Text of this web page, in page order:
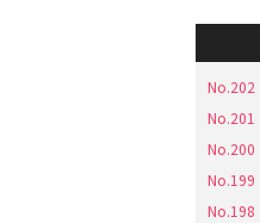
No.202
No.201
No.200
No.199
No.198